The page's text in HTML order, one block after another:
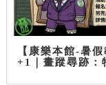
【康樂本館-暑
+1｜畫蹤尋跡：